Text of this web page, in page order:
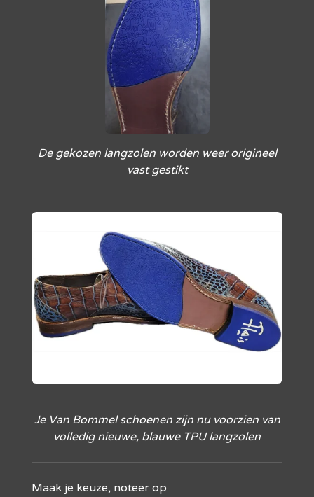
De gekozen langzolen worden weer origineel
vast gestikt
Je Van Bommel schoenen zijn nu voorzien van
volledig nieuwe, blauwe TPU langzolen
Maak je keuze, noteer op